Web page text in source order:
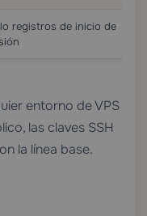
registros de inicio de
entorno deVPS
las claves SSH
la línea base.